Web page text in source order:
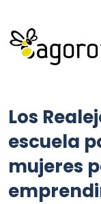
Los
escuela
mujeres